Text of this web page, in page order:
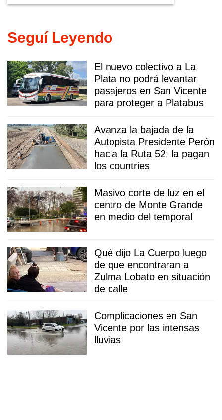
Seguí Leyendo
El nuevo colectivo a La
Plata no podrá levantar
pasajeros en San Vicente
para proteger a Platabus
Avanza la bajada de la
Autopista Presidente Perón
hacia la Ruta 52: la pagan
los countries
Masivo corte de luz en el
centro de Monte Grande
en medio del temporal
Qué dijo La Cuerpo luego
de que encontraran a
Zulma Lobato en situación
de calle
Complicaciones en San
Vicente por las intensas
lluvias